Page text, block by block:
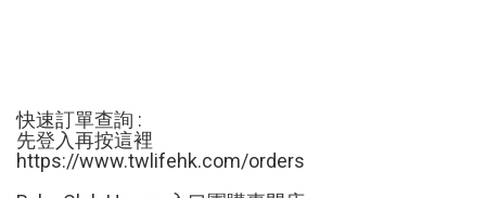
快速訂單查詢 :
先登入再按這裡
https://www.twlifehk.com/orders